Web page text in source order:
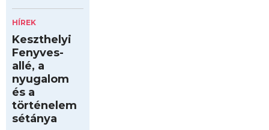
HÍREK
Keszthelyi
Fenyves-
allé, a
nyugalom
és a
történelem
sétánya